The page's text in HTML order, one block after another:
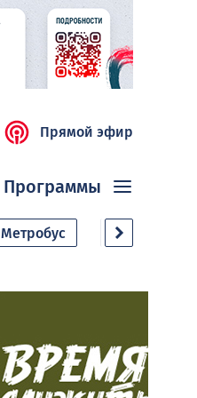
Прямой эфир
Программы
Метробус Дачный